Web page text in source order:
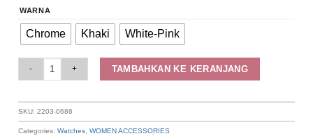
WARNA
Chrome Khaki White-Pink
TAMBAHKAN KE KERANJANG
SKU:2203-0686
Categories:Watches ,WOMEN ACCESSORIES